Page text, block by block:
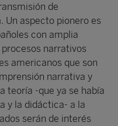
de
Un aspecto pionero es
con amplia
narrativos
americanos que son
narrativa y
teoría -que ya se había
y la didáctica- a la
serán de interés